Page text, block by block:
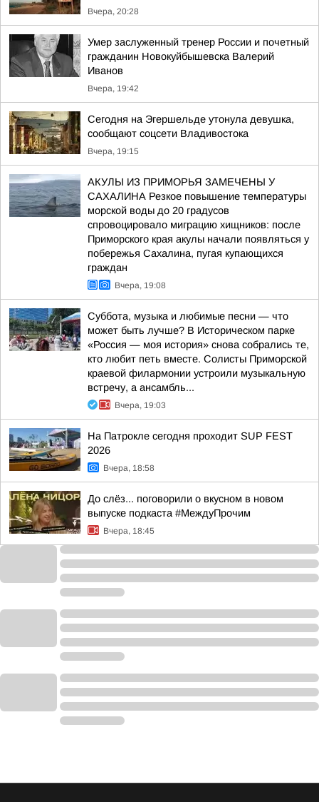
Вчера, 20:28
Умер заслуженный тренер России и почетный
гражданин Новокуйбышевска Валерий
Иванов
Вчера, 19:42
Сегодня на Эгершельде утонула девушка,
сообщают соцсети Владивостока
Вчера, 19:15
АКУЛЫ ИЗ ПРИМОРЬЯ ЗАМЕЧЕНЫ У
САХАЛИНА Резкое повышение температуры
морской воды до 20 градусов
спровоцировало миграцию хищников: после
Приморского края акулы начали появляться у
побережья Сахалина, пугая купающихся
граждан
Вчера, 19:08
Суббота, музыка и любимые песни — что
может быть лучше? В Историческом парке
«Россия — моя история» снова собрались те,
кто любит петь вместе. Солисты Приморской
краевой филармонии устроили музыкальную
встречу, а ансамбль...
Вчера, 19:03
На Патрокле сегодня проходит SUP FEST
2026
Вчера, 18:58
До слёз... поговорили о вкусном в новом
выпуске подкаста #МеждуПрочим
Вчера, 18:45